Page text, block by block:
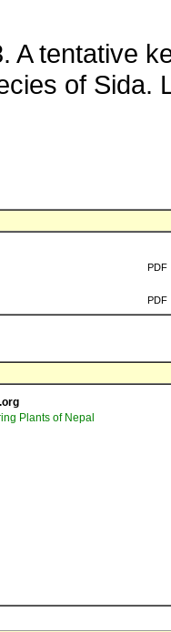
A tentative
of Sida.
PDF
PDF
Plants of Nepal